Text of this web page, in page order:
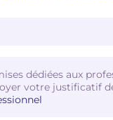
dédiées aux
votre justificatif